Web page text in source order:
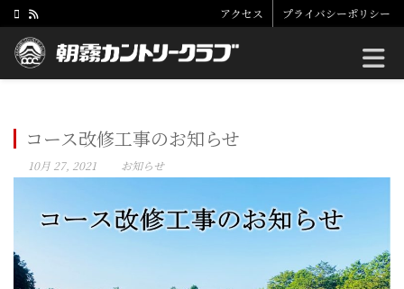
アクセス プライバシーポリシー
コース改修工事のお知らせ
10月 27, 2021 お知らせ